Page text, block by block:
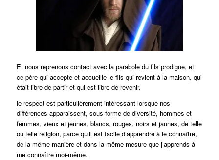
Et nous reprenons contact avec la parabole du fils prodigue, et
ce père qui accepte et accueille le fils qui revient à la maison, qui
était libre de partir et qui est libre de revenir.
le respect est particulièrement intéressant lorsque nos
différences apparaissent, sous forme de diversité, hommes et
femmes, vieux et jeunes, blancs, rouges, noirs et jaunes, de telle
ou telle religion, parce qu’il est facile d’apprendre à le connaître,
de la même manière et dans la même mesure que j’apprends à
me connaître moi-même.